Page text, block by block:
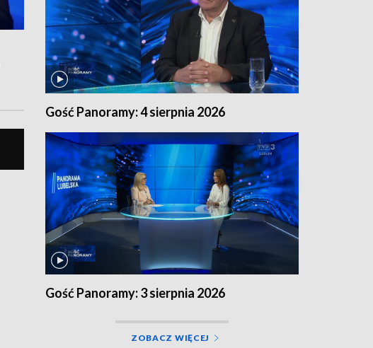
Gość Panoramy: 4 sierpnia 2026
Gość Panoramy: 3 sierpnia 2026
ZOBACZ WIĘCEJ